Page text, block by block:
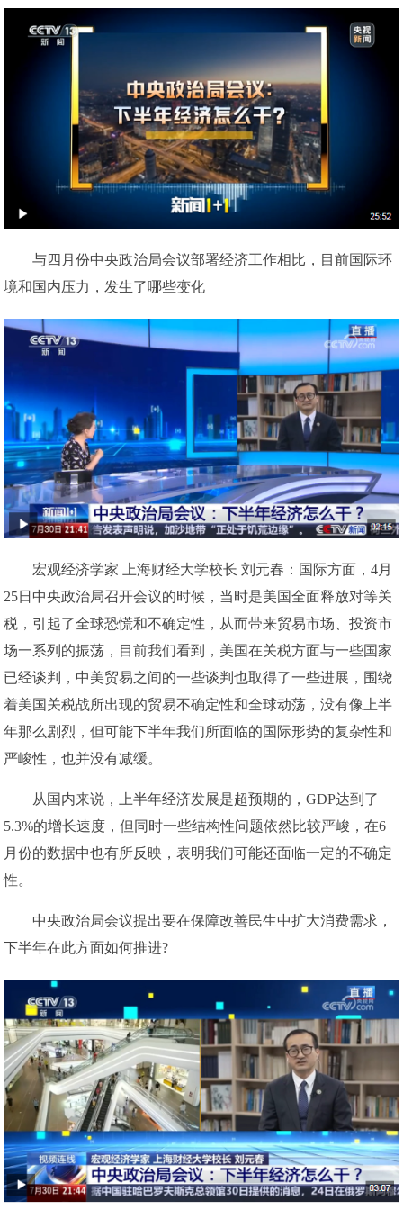
与四月份中央政治局会议部署经济工作相比，目前国际环
境和国内压力，发生了哪些变化
宏观经济学家 上海财经大学校长 刘元春：国际方面，4月
25日中央政治局召开会议的时候，当时是美国全面释放对等关
税，引起了全球恐慌和不确定性，从而带来贸易市场、投资市
场一系列的振荡，目前我们看到，美国在关税方面与一些国家
已经谈判，中美贸易之间的一些谈判也取得了一些进展，围绕
着美国关税战所出现的贸易不确定性和全球动荡，没有像上半
年那么剧烈，但可能下半年我们所面临的国际形势的复杂性和
严峻性，也并没有减缓。
从国内来说，上半年经济发展是超预期的，GDP达到了
5.3%的增长速度，但同时一些结构性问题依然比较严峻，在6
月份的数据中也有所反映，表明我们可能还面临一定的不确定
性。
中央政治局会议提出要在保障改善民生中扩大消费需求，
下半年在此方面如何推进?